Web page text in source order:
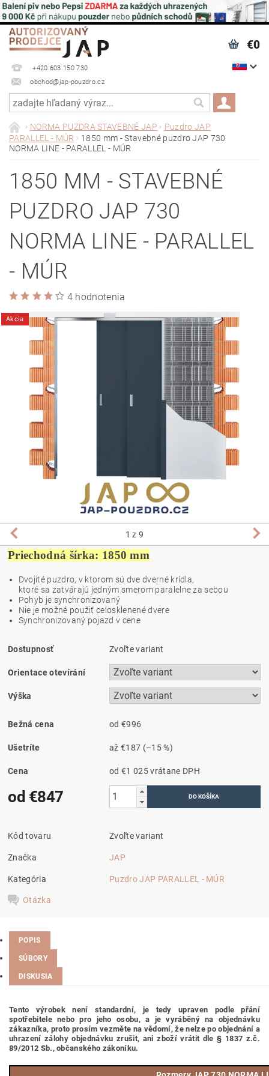
+420 603 150 730
obchod@jap-pouzdro.cz
€0
NORMA PUZDRA STAVEBNÉ JAP
Puzdro JAP
PARALLEL - MÚR
1850 mm - Stavebné puzdro JAP 730
NORMA LINE - PARALLEL - MÚR
1850 MM - STAVEBNÉ
PUZDRO JAP 730
NORMA LINE - PARALLEL
- MÚR
4 hodnotenia
Akcia
1 z 9
Priechodná šírka: 1850 mm
Dvojité puzdro, v ktorom sú dve dverné krídla,
ktoré sa zatvárajú jedným smerom paralelne za sebou
Pohyb je synchronizovaný
Nie je možné použiť celosklenené dvere
Synchronizovaný pojazd v cene
Dostupnosť Zvoľte variant
Orientace otevírání
Výška
Bežná cena od €996
Ušetríte až€187 (–15 %)
Cena od €1 025vrátane DPH
od €847
Kód tovaru Zvoľte variant
Značka JAP
Kategória Puzdro JAP PARALLEL - MÚR
Otázka
POPIS
SÚBORY
DISKUSIA
Tento výrobek není standardní, je tedy upraven podle přání
spotřebitele nebo pro jeho osobu, a je vyráběný na objednávku
zákazníka, proto prosím vezměte na vědomí, že nelze po objednání a
uhrazení zálohy objednávku zrušit, ani zboží vrátit dle § 1837 z.č.
89/2012 Sb., občanského zákoníku.